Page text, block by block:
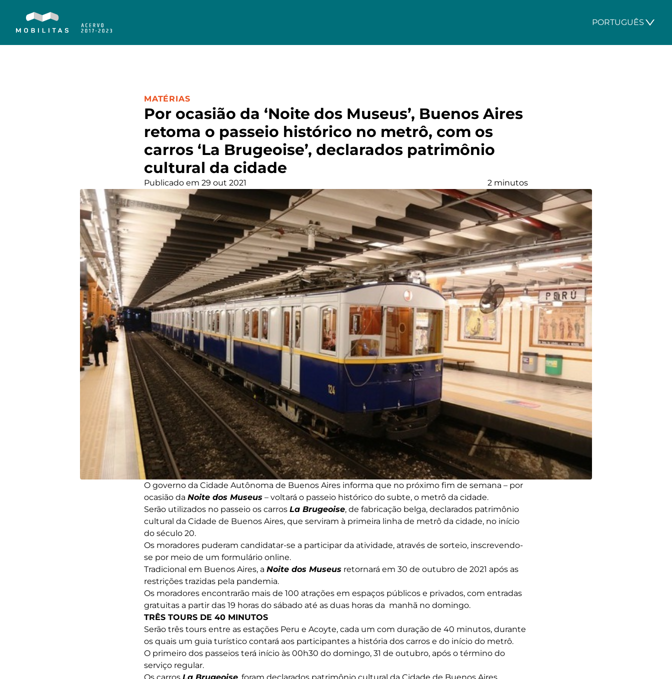
PORTUGUÊS
Por ocasião da ‘Noite dos Museus’, Buenos Aires
retoma o passeio histórico no metrô, com os
carros ‘La Brugeoise’, declarados patrimônio
cultural da cidade
CATEGORIA:
MATÉRIAS
Publicado em 29 out 2021 2 minutos
O governo da Cidade Autônoma de Buenos Aires informa que no próximo fim de semana – por
ocasião da Noite dos Museus – voltará o passeio histórico do subte, o metrô da cidade.
Serão utilizados no passeio os carros La Brugeoise, de fabricação belga, declarados patrimônio
cultural da Cidade de Buenos Aires, que serviram à primeira linha de metrô da cidade, no início
do século 20.
Os moradores puderam candidatar-se a participar da atividade, através de sorteio, inscrevendo-
se por meio de um formulário online.
Tradicional em Buenos Aires, a Noite dos Museus retornará em 30 de outubro de 2021 após as
restrições trazidas pela pandemia.
Os moradores encontrarão mais de 100 atrações em espaços públicos e privados, com entradas
gratuitas a partir das 19 horas do sábado até as duas horas da manhã no domingo.
TRÊS TOURS DE 40 MINUTOS
Serão três tours entre as estações Peru e Acoyte, cada um com duração de 40 minutos, durante
os quais um guia turístico contará aos participantes a história dos carros e do início do metrô.
O primeiro dos passeios terá início às 00h30 do domingo, 31 de outubro, após o término do
serviço regular.